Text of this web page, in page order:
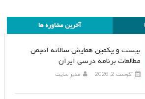
آخرین مشاوره ها
بیست و یکمین همایش سالانه انجمن
مطالعات برنامه درسی ایران
آگوست 2, 2026 مدیر سایت